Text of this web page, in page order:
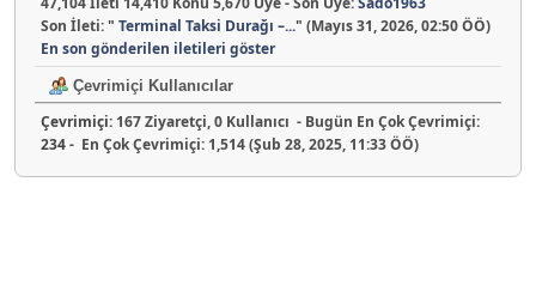
Son İleti:" Terminal Taksi Durağı –..." (Mayıs 31, 2026, 02:50 ÖÖ)
En son gönderilen iletileri göster
Çevrimiçi Kullanıcılar
Çevrimiçi: 167 Ziyaretçi, 0 Kullanıcı - Bugün En Çok Çevrimiçi:
234- En Çok Çevrimiçi: 1,514 (Şub 28, 2025, 11:33 ÖÖ)